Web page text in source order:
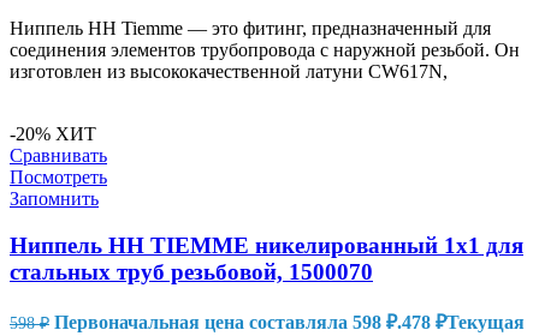
Ниппель HH Tiemme — это фитинг, предназначенный для
соединения элементов трубопровода с наружной резьбой. Он
изготовлен из высококачественной латуни CW617N,
-20% ХИТ
Сравнивать
Посмотреть
Запомнить
Ниппель HH TIEMME никелированный 1х1 для
стальных труб резьбовой, 1500070
598₽ Первоначальная цена составляла 598 ₽.478 ₽Текущая